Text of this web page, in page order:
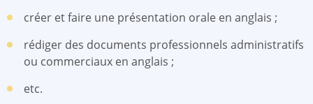
créer et faire une présentation orale en anglais ;
rédiger des documents professionnels administratifs
ou commerciaux en anglais ;
etc.